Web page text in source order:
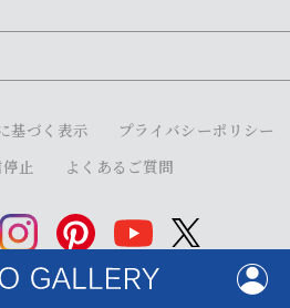
1～2営業日以内にさせていただいてお
基づく表示
プライバシーポリシー
止
よくあるご質問